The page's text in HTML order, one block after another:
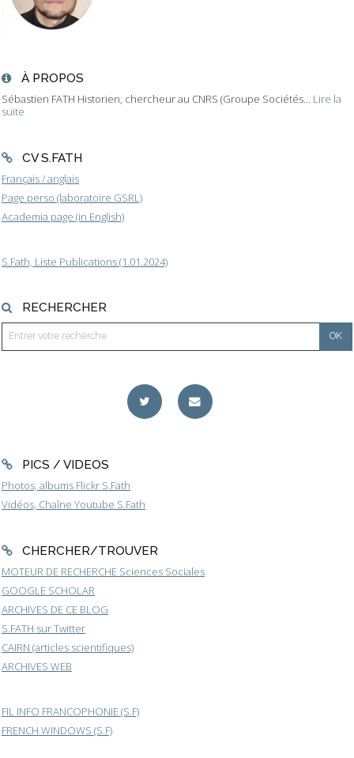
À PROPOS
Sébastien FATH Historien, chercheur au CNRS (Groupe Sociétés... Lire la
suite
CV S.FATH
Français / anglais
Page perso (laboratoire GSRL)
Academia page (in English)
S.Fath, Liste Publications (1.01.2024)
RECHERCHER
PICS / VIDEOS
Photos, albums Flickr S.Fath
Vidéos, Chaîne Youtube S.Fath
CHERCHER/TROUVER
MOTEUR DE RECHERCHE Sciences Sociales
GOOGLE SCHOLAR
ARCHIVES DE CE BLOG
S.FATH sur Twitter
CAIRN (articles scientifiques)
ARCHIVES WEB
FIL INFO FRANCOPHONIE (S.F)
FRENCH WINDOWS (S.F)